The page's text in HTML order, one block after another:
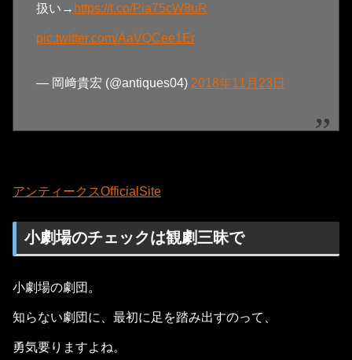
扱い→ https://t.co/Pia75cW8uR
pic.twitter.com/AaVQCee1Er
— 岡﨑貴宏 (@antiques04) 2018年11月23日
アンティークスOfficialSite
小劇場のチェックは観劇三昧で
小劇場の劇団。
知らない劇団に、最初に足を踏み出すのって、
勇気要りますよね。